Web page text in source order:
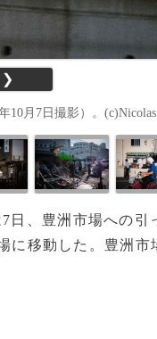
❯
月7日撮影）。(c)Nicolas
日、豊洲市場への
に移動した。豊洲市